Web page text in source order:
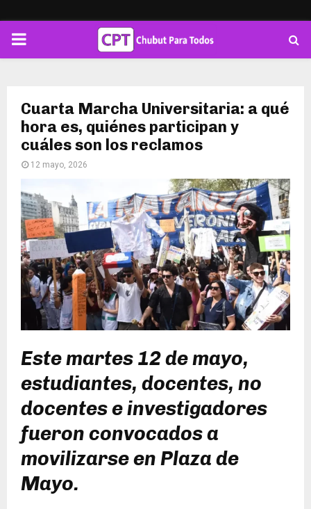
PRIMARY
Cuarta Marcha Universitaria: a qué
hora es, quiénes participan y
cuáles son los reclamos
12 mayo, 2026
Este martes 12 de mayo,
estudiantes, docentes, no
docentes e investigadores
fueron convocados a
movilizarse en Plaza de
Mayo.